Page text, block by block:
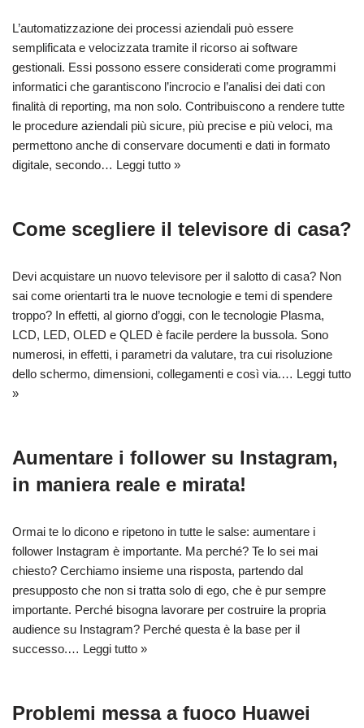
L’automatizzazione dei processi aziendali può essere
semplificata e velocizzata tramite il ricorso ai software
gestionali. Essi possono essere considerati come programmi
informatici che garantiscono l’incrocio e l’analisi dei dati con
finalità di reporting, ma non solo. Contribuiscono a rendere tutte
le procedure aziendali più sicure, più precise e più veloci, ma
permettono anche di conservare documenti e dati in formato
digitale, secondo… Leggi tutto »
Come scegliere il televisore di casa?
Devi acquistare un nuovo televisore per il salotto di casa? Non
sai come orientarti tra le nuove tecnologie e temi di spendere
troppo? In effetti, al giorno d’oggi, con le tecnologie Plasma,
LCD, LED, OLED e QLED è facile perdere la bussola. Sono
numerosi, in effetti, i parametri da valutare, tra cui risoluzione
dello schermo, dimensioni, collegamenti e così via.… Leggi tutto
»
Aumentare i follower su Instagram,
in maniera reale e mirata!
Ormai te lo dicono e ripetono in tutte le salse: aumentare i
follower Instagram è importante. Ma perché? Te lo sei mai
chiesto? Cerchiamo insieme una risposta, partendo dal
presupposto che non si tratta solo di ego, che è pur sempre
importante. Perché bisogna lavorare per costruire la propria
audience su Instagram? Perché questa è la base per il
successo.… Leggi tutto »
Problemi messa a fuoco Huawei